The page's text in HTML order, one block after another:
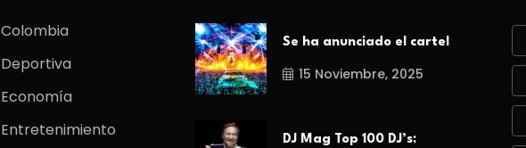
Colombia
Deportiva
Economía
Entretenimiento
Se ha anunciado el cartel
15 Noviembre, 2025
DJ Mag Top 100 DJ’s: